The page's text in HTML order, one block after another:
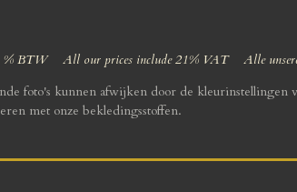
BTW All our prices include 21% VAT Alle unsere
foto's kunnen afwijken door de
met onze bekledingsstoffen.